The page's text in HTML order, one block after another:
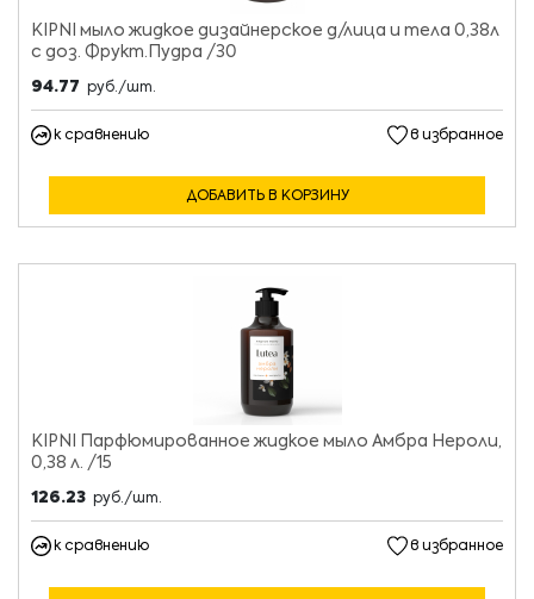
KIPNI мыло жидкое дизайнерское д/лица и тела 0,38л
с доз. Фрукт.Пудра /30
94.77 руб./шт.
к сравнению в избранное
ДОБАВИТЬ В КОРЗИНУ
KIPNI Парфюмированное жидкое мыло Амбра Нероли,
0,38 л. /15
126.23 руб./шт.
к сравнению в избранное